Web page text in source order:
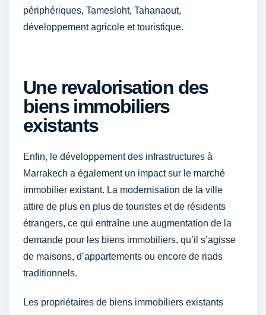
périphériques, Tamesloht, Tahanaout,
développement agricole et touristique.
Une revalorisation des
biens immobiliers
existants
Enfin, le développement des infrastructures à
Marrakech a également un impact sur le marché
immobilier existant. La modernisation de la ville
attire de plus en plus de touristes et de résidents
étrangers, ce qui entraîne une augmentation de la
demande pour les biens immobiliers, qu’il s’agisse
de maisons, d’appartements ou encore de riads
traditionnels.
Les propriétaires de biens immobiliers existants